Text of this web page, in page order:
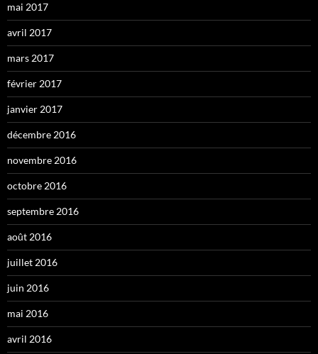
mai 2017
avril 2017
mars 2017
février 2017
janvier 2017
décembre 2016
novembre 2016
octobre 2016
septembre 2016
août 2016
juillet 2016
juin 2016
mai 2016
avril 2016